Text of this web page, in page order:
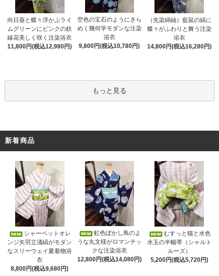
向日葵と蝶々浮かぶライ
ムグリーンにピンクの鉄
線花美しく咲く注染浴衣
11,800円(税込12,980円)
空色の宝石のようにきら
めく幾何学モダンな注染
浴衣
9,800円(税込10,780円)
（先染綿紬）藍鼠の縞に
蝶々がふわりと舞う注染
浴衣
14,800円(税込16,280円)
もっと見る
新着商品
シャーベットオレ
ンジ矢羽立涌縞がモダン
なスリーウェイ夏着物浴
衣
8,800円(税込9,680円)
虹色ぼかし鳥のよ
うな丸文様がロマンチッ
クな注染浴衣
12,800円(税込14,080円)
むすっと猫と水色
水玉の半幅帯（シャルト
ルーズ）
5,200円(税込5,720円)